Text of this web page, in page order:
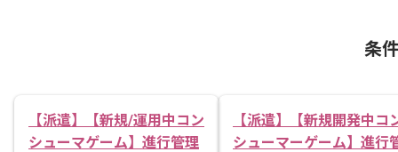
条
【派遣】【新規/運用中コン
シューマゲーム】進行管理
【派遣】【新規開発中コ
シューマーゲーム】進行